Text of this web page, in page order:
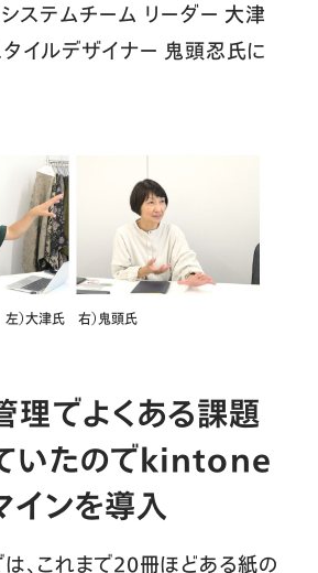
ステムチーム リーダー 大津
イルデザイナー 鬼頭忍氏に
左）大津氏 右）鬼頭氏
でよくある課題
いたのでkintone
インを導入
、これまで20冊ほどある紙の